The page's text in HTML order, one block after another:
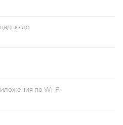
до
по Wi-Fi